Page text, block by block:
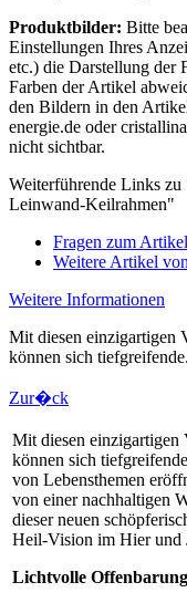
Produktbilder: Bitte
Einstellungen Ihres
etc.) die Darstellung der
Farben der Artikel
den Bildern in den
energie.de oder
nicht sichtbar.
Weiterführende Links
Leinwand-Keilrahmen"
Fragen zum
Weitere Artikel
Weitere Informationen
Mit diesen einzigartigen
können sich
Zur�ck
Mit diesen einzigartigen
können sich
von Lebensthemen
von einer nachhaltigen
dieser neuen
Heil-Vision im Hier und
Lichtvolle